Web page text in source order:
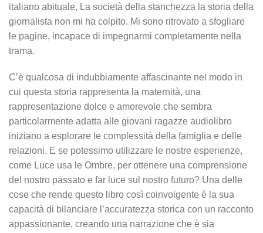
italiano abituale, La società della stanchezza la storia della
giornalista non mi ha colpito. Mi sono ritrovato a sfogliare
le pagine, incapace di impegnarmi completamente nella
trama.
C’è qualcosa di indubbiamente affascinante nel modo in
cui questa storia rappresenta la maternità, una
rappresentazione dolce e amorevole che sembra
particolarmente adatta alle giovani ragazze audiolibro
iniziano a esplorare le complessità della famiglia e delle
relazioni. E se potessimo utilizzare le nostre esperienze,
come Luce usa le Ombre, per ottenere una comprensione
del nostro passato e far luce sul nostro futuro? Una delle
cose che rende questo libro così coinvolgente è la sua
capacità di bilanciare l’accuratezza storica con un racconto
appassionante, creando una narrazione che è sia